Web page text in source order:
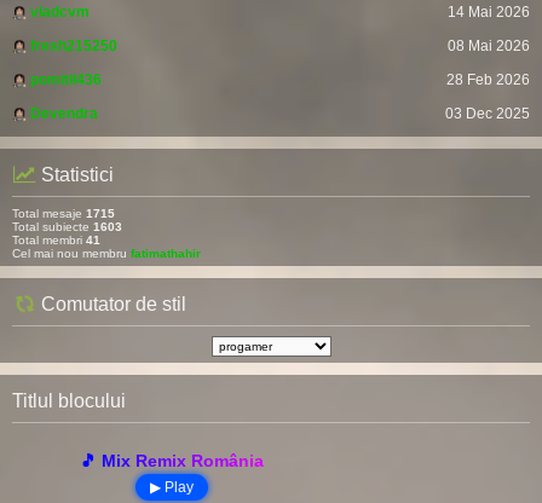
vladcvm
14 Mai 2026
fresh215250
08 Mai 2026
pomitil436
28 Feb 2026
Devendra
03 Dec 2025
Statistici
Total mesaje 1715
Total subiecte 1603
Total membri 41
Cel mai nou membru fatimathahir
Comutator de stil
Titlul blocului
🎵 Mix Remix România
▶ Play